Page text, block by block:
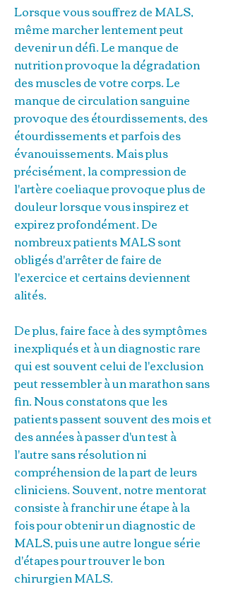
Lorsque vous souffrez de MALS,
même marcher lentement peut
devenir un défi. Le manque de
nutrition provoque la dégradation
des muscles de votre corps. Le
manque de circulation sanguine
provoque des étourdissements, des
étourdissements et parfois des
évanouissements. Mais plus
précisément, la compression de
l'artère coeliaque provoque plus de
douleur lorsque vous inspirez et
expirez profondément. De
nombreux patients MALS sont
obligés d'arrêter de faire de
l'exercice et certains deviennent
alités.
De plus, faire face à des symptômes
inexpliqués et à un diagnostic rare
qui est souvent celui de l'exclusion
peut ressembler à un marathon sans
fin. Nous constatons que les
patients passent souvent des mois et
des années à passer d'un test à
l'autre sans résolution ni
compréhension de la part de leurs
cliniciens. Souvent, notre mentorat
consiste à franchir une étape à la
fois pour obtenir un diagnostic de
MALS, puis une autre longue série
d'étapes pour trouver le bon
chirurgien MALS.